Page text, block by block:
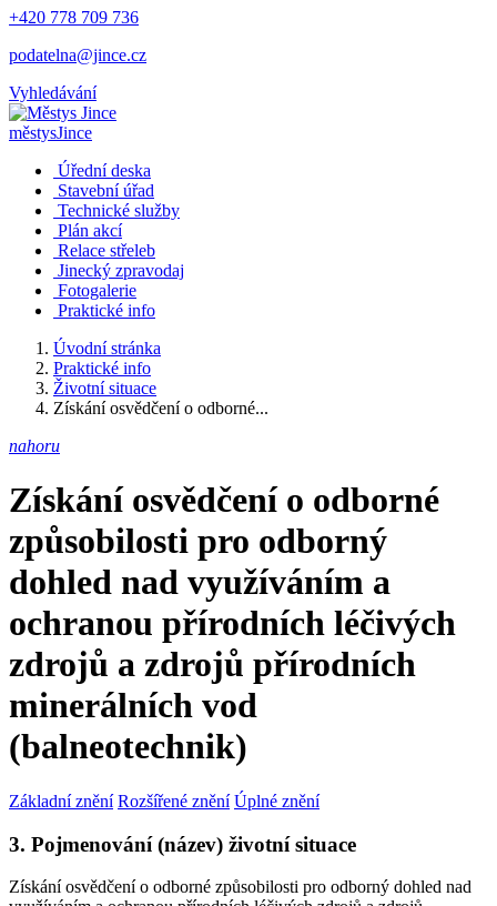
+420 778 709 736
podatelna@jince.cz
Vyhledávání
městysJince
Úřední deska
Stavební úřad
Technické služby
Plán akcí
Relace střeleb
Jinecký zpravodaj
Fotogalerie
Praktické info
Úvodní stránka
Praktické info
Životní situace
Získání osvědčení o odborné...
nahoru
Získání osvědčení o odborné
způsobilosti pro odborný
dohled nad využíváním a
ochranou přírodních léčivých
zdrojů a zdrojů přírodních
minerálních vod
(balneotechnik)
Základní znění Rozšířené znění Úplné znění
3. Pojmenování (název) životní situace
Získání osvědčení o odborné způsobilosti pro odborný dohled nad